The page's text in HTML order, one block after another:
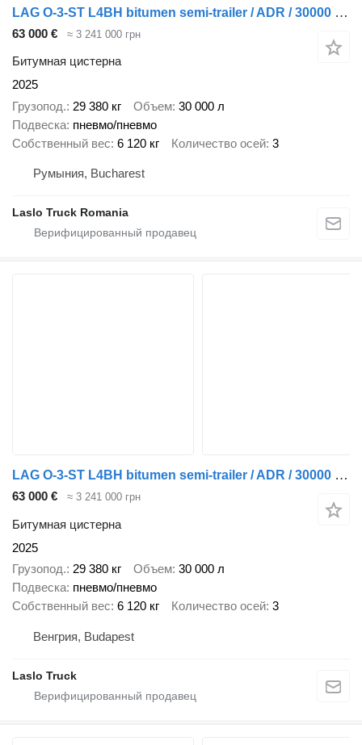
LAG O-3-ST L4BH bitumen semi-trailer / ADR / 30000 l / Several units
63 000 € ≈ 3 241 000 грн
Битумная цистерна
2025
Грузопод. 29 380 кг Объем 30 000 л
Подвеска пневмо/пневмо
Собственный вес 6 120 кг Количество осей 3
Румыния, Bucharest
Laslo Truck Romania
LAG O-3-ST L4BH bitumen semi-trailer / ADR / 30000 l / Several units
63 000 € ≈ 3 241 000 грн
Битумная цистерна
2025
Грузопод. 29 380 кг Объем 30 000 л
Подвеска пневмо/пневмо
Собственный вес 6 120 кг Количество осей 3
Венгрия, Budapest
Laslo Truck